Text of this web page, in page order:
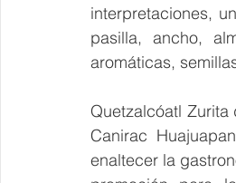
interpretaciones,
pasilla, ancho,
aromáticas,
Quetzalcóatl
Canirac
enaltecer la